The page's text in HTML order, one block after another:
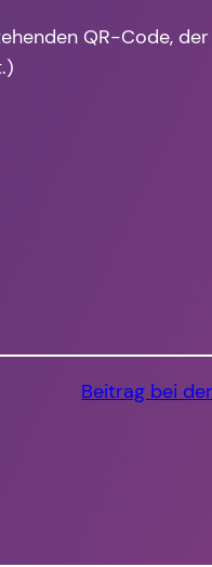
QR-Code, der
Beitrag bei